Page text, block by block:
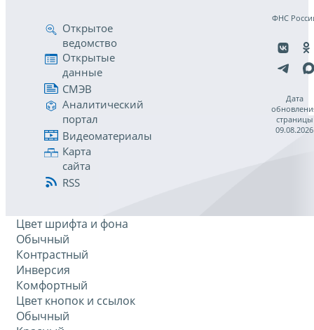
Открытое
ведомство
Открытые
данные
СМЭВ
Аналитический
портал
Видеоматериалы
Карта
сайта
RSS
ФНС
Дата
страницы
09.08.2026
Цвет шрифта и фона
Обычный
Контрастный
Инверсия
Комфортный
Цвет кнопок и ссылок
Обычный